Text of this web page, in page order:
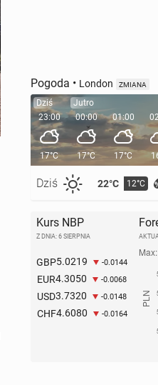
Pogoda • London ZMIANA
Dziś
23:00
17°C
Dziś 22°C 12°C
Jutro
00:00
17°C
01:00
17°C
Kurs NBP
Z DNIA: 6 SIERPNIA
GBP5.0219 -0.0144
EUR4.3050 -0.0068
USD3.7320 -0.0148
CHF4.6080 -0.0164